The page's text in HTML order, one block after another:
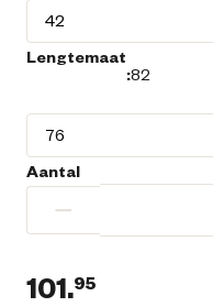
Lengtemaat
:82
Aantal
−
101.95